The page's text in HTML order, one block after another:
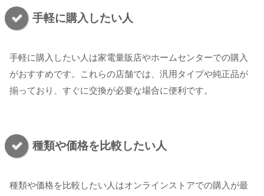
手軽に購入したい人
手軽に購入したい人は家電量販店やホームセンターでの購入
がおすすめです。これらの店舗では、汎用タイプや純正品が
揃っており、すぐに交換が必要な場合に便利です。
種類や価格を比較したい人
種類や価格を比較したい人はオンラインストアでの購入が最